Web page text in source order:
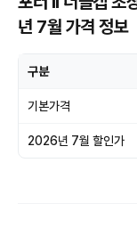
년 7월 가격 정보
구분
기본가격
2026년 7월 할인가